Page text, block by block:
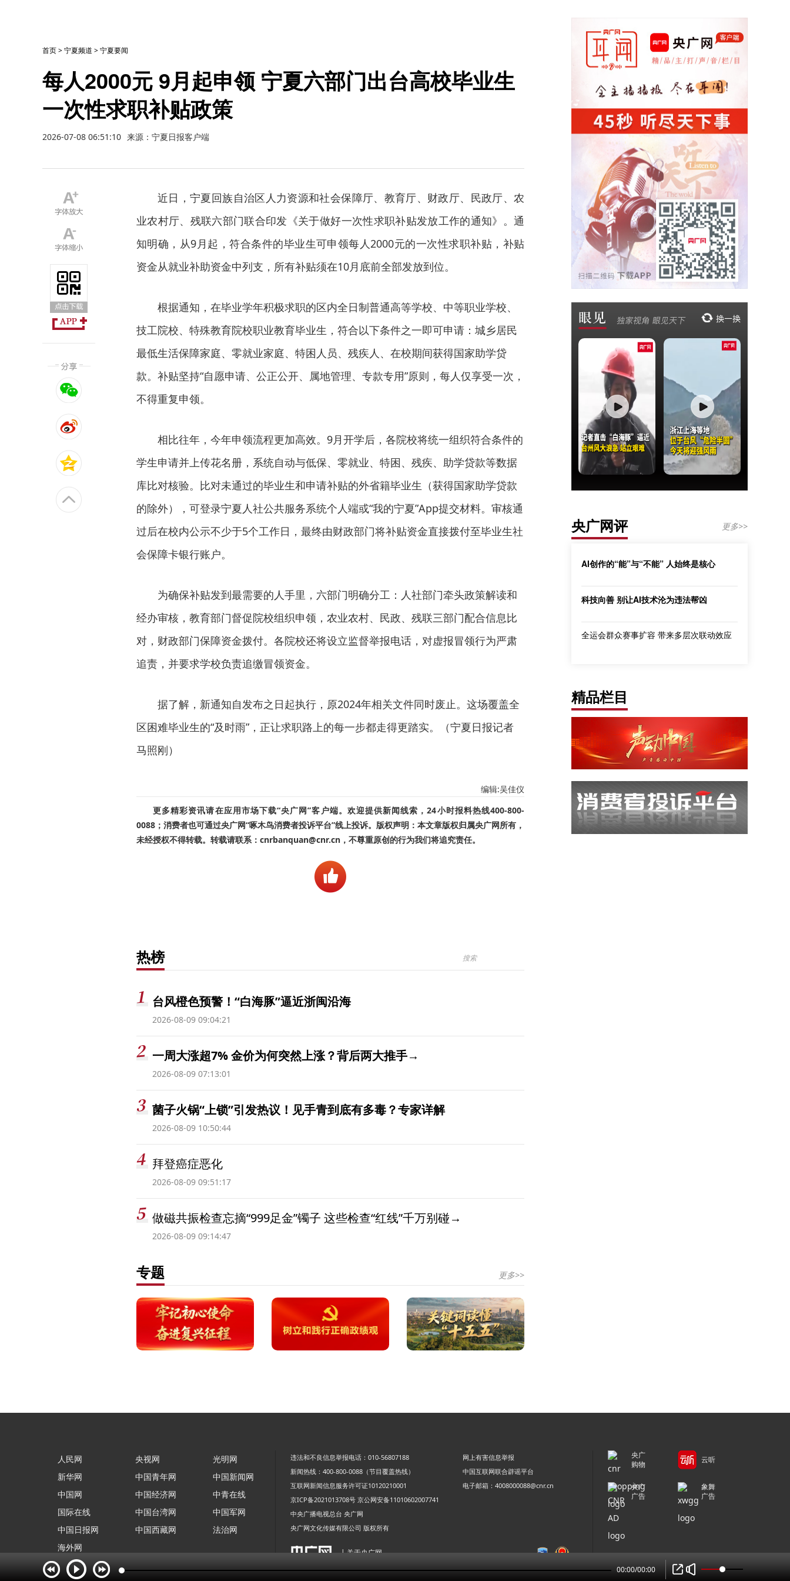
首页>宁夏频道 >宁夏要闻
每人2000元 9月起申领 宁夏六部门出台高校毕业生
一次性求职补贴政策
2026-07-08 06:51:10 来源：宁夏日报客户端
近日，宁夏回族自治区人力资源和社会保障厅、教育厅、财政厅、民政厅、农
业农村厅、残联六部门联合印发《关于做好一次性求职补贴发放工作的通知》。通
知明确，从9月起，符合条件的毕业生可申领每人2000元的一次性求职补贴，补贴
资金从就业补助资金中列支，所有补贴须在10月底前全部发放到位。
根据通知，在毕业学年积极求职的区内全日制普通高等学校、中等职业学校、
技工院校、特殊教育院校职业教育毕业生，符合以下条件之一即可申请：城乡居民
最低生活保障家庭、零就业家庭、特困人员、残疾人、在校期间获得国家助学贷
款。补贴坚持“自愿申请、公正公开、属地管理、专款专用”原则，每人仅享受一次，
不得重复申领。
相比往年，今年申领流程更加高效。9月开学后，各院校将统一组织符合条件的
学生申请并上传花名册，系统自动与低保、零就业、特困、残疾、助学贷款等数据
库比对核验。比对未通过的毕业生和申请补贴的外省籍毕业生（获得国家助学贷款
的除外），可登录宁夏人社公共服务系统个人端或“我的宁夏”App提交材料。审核通
过后在校内公示不少于5个工作日，最终由财政部门将补贴资金直接拨付至毕业生社
会保障卡银行账户。
为确保补贴发到最需要的人手里，六部门明确分工：人社部门牵头政策解读和
经办审核，教育部门督促院校组织申领，农业农村、民政、残联三部门配合信息比
对，财政部门保障资金拨付。各院校还将设立监督举报电话，对虚报冒领行为严肃
追责，并要求学校负责追缴冒领资金。
据了解，新通知自发布之日起执行，原2024年相关文件同时废止。这场覆盖全
区困难毕业生的“及时雨”，正让求职路上的每一步都走得更踏实。（宁夏日报记者
马照刚）
编辑:吴佳仪
更多精彩资讯请在应用市场下载“央广网”客户端。欢迎提供新闻线索，24小时报料热线400-800-
0088；消费者也可通过央广网“啄木鸟消费者投诉平台”线上投诉。版权声明：本文章版权归属央广网所有，
未经授权不得转载。转载请联系：cnrbanquan@cnr.cn，不尊重原创的行为我们将追究责任。
热榜
台风橙色预警！“白海豚”逼近浙闽沿海
2026-08-09 09:04:21
一周大涨超7% 金价为何突然上涨？背后两大推手→
2026-08-09 07:13:01
菌子火锅“上锁”引发热议！见手青到底有多毒？专家详解
2026-08-09 10:50:44
拜登癌症恶化
2026-08-09 09:51:17
做磁共振检查忘摘“999足金”镯子 这些检查“红线”千万别碰→
2026-08-09 09:14:47
专题 更多>>
央广网评 更多>>
AI创作的“能”与“不能” 人始终是核心
科技向善 别让AI技术沦为违法帮凶
全运会群众赛事扩容 带来多层次联动效应
精品栏目
人民网
新华网
中国网
国际在线
中国日报网
海外网
央视网
中国青年网
中国经济网
中国台湾网
中国西藏网
光明网
中国新闻网
中青在线
中国军网
法治网
违法和不良信息举报电话：010-56807188
网上有害信息举报
新闻热线：400-800-0088（节目覆盖热线）
中国互联网联合辟谣平台
互联网新闻信息服务许可证10120210001
电子邮箱：4008000088@cnr.cn
京ICP备2021013708号 京公网安备11010602007741
中央广播电视总台 央广网
央广网文化传媒有限公司 版权所有
| 关于央广网
央广
购物
云听
央广
广告
象舞
广告
00:00/00:00